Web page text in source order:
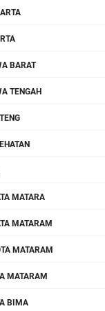
BARAT
TENGAH
MATARA
MATARAM
MATARAM
MATARAM
BIMA